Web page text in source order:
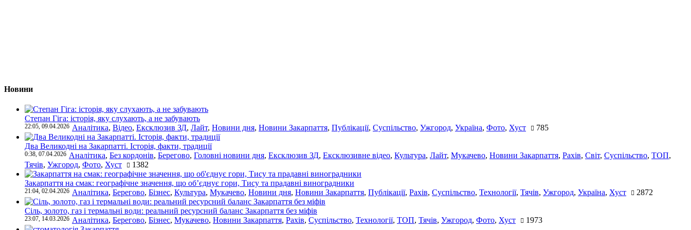
Новини
Степан Гіга: історія, яку слухають, а не забувають
22:05, 09.04.2026 Аналітика, Відео, Ексклюзив ЗД, Лайт, Новини дня, Новини Закарпаття, Публікації, Суспільство, Ужгород, Україна, Фото, Хуст 785
Два Великодні на Закарпатті. Історія, факти, традиції
0:38, 07.04.2026 Аналітика, Без кордонів, Берегово, Головні новини дня, Ексклюзив ЗД, Ексклюзивне відео, Культура, Лайт, Мукачево, Новини Закарпаття, Рахів, Світ, Суспільство, ТОП,
Тячів, Ужгород, Фото, Хуст 1382
Закарпаття на смак: географічне значення, що об’єднує гори, Тису та прадавні виноградники
21:04, 02.04.2026 Аналітика, Берегово, Бізнес, Культура, Мукачево, Новини дня, Новини Закарпаття, Публікації, Рахів, Суспільство, Технології, Тячів, Ужгород, Україна, Хуст 2872
Сіль, золото, газ і термальні води: реальний ресурсний баланс Закарпаття без міфів
23:07, 14.03.2026 Аналітика, Берегово, Бізнес, Мукачево, Новини Закарпаття, Рахів, Суспільство, Технології, ТОП, Тячів, Ужгород, Фото, Хуст 1973